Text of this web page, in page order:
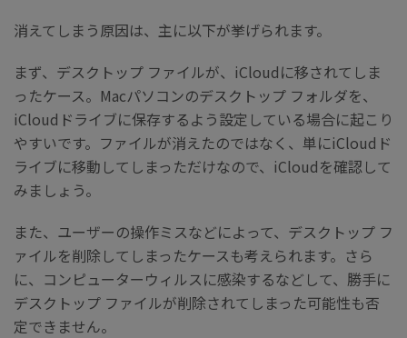
消えてしまう原因は、主に以下が挙げられます。
まず、デスクトップ ファイルが、iCloudに移されてしま
ったケース。Macパソコンのデスクトップ フォルダを、
iCloudドライブに保存するよう設定している場合に起こり
やすいです。ファイルが消えたのではなく、単にiCloudド
ライブに移動してしまっただけなので、iCloudを確認して
みましょう。
また、ユーザーの操作ミスなどによって、デスクトップ フ
ァイルを削除してしまったケースも考えられます。さら
に、コンピューターウィルスに感染するなどして、勝手に
デスクトップ ファイルが削除されてしまった可能性も否
定できません。